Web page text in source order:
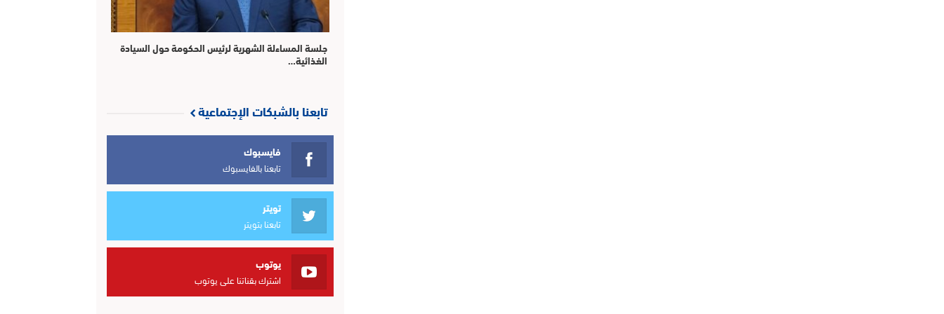
جلسة المساءلة الشهرية لرئيس الحكومة حول السيادة
الغذائية…
تابعنا بالشبكات الإجتماعية
فايسبوك
تابعنا بالفايسبوك
تويتر
تابعنا بتويتر
يوتوب
اشترك بقناتنا على يوتوب